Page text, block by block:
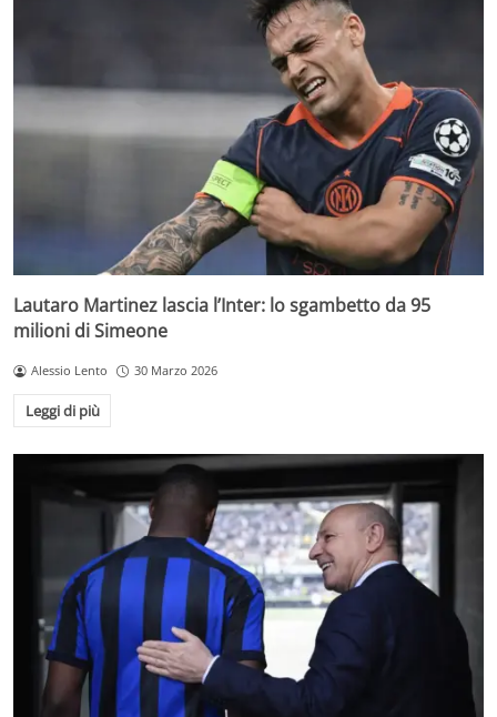
Lautaro Martinez lascia l’Inter: lo sgambetto da 95
milioni di Simeone
Alessio Lento 30 Marzo 2026
Leggi di più